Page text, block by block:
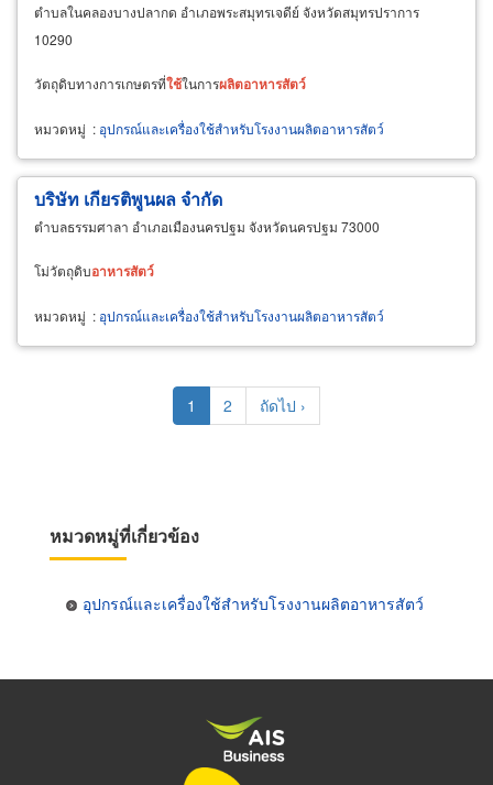
ตำบลในคลองบางปลากด อำเภอพระสมุทรเจดีย์ จังหวัดสมุทรปราการ
10290
วัตถุดิบทางการเกษตรที่ใช้ในการผลิตอาหารสัตว์
หมวดหมู่ : อุปกรณ์และเครื่องใช้สำหรับโรงงานผลิตอาหารสัตว์
บริษัท เกียรติพูนผล จำกัด
ตำบลธรรมศาลา อำเภอเมืองนครปฐม จังหวัดนครปฐม 73000
โม่วัตถุดิบอาหารสัตว์
หมวดหมู่ : อุปกรณ์และเครื่องใช้สำหรับโรงงานผลิตอาหารสัตว์
Current
page
1 Page
2
Next
page
ถัดไป ›
หมวดหมู่ที่เกี่ยวข้อง
อุปกรณ์และเครื่องใช้สำหรับโรงงานผลิตอาหารสัตว์